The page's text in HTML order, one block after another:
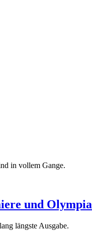
in vollem Gange.
und
längste Ausgabe.